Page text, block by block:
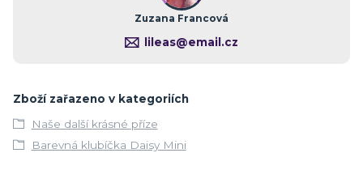
Zuzana Francová
lileas@email.cz
Zboží zařazeno v kategoriích
Naše další krásné příze
Barevná klubíčka Daisy Mini